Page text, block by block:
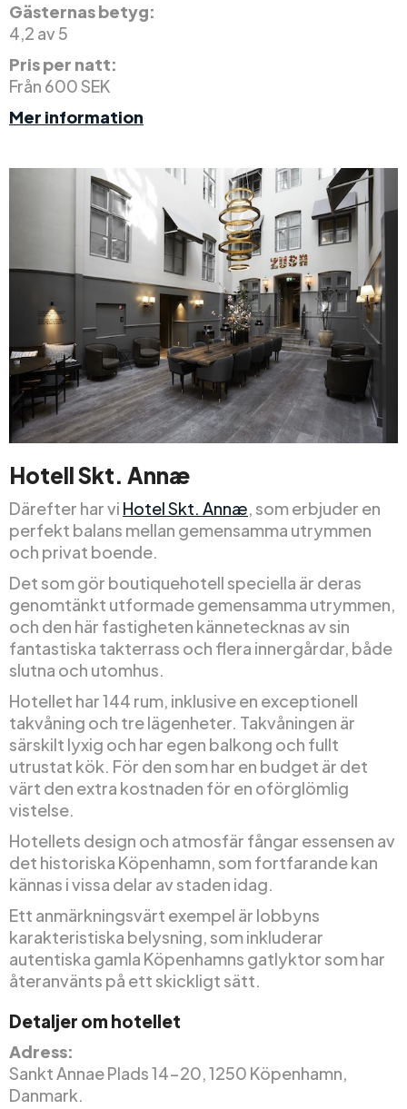
Gästernas betyg:
4,2 av 5
Pris per natt:
Från 600 SEK
Mer information
Hotell Skt. Annæ
Därefter har vi Hotel Skt. Annæ, som erbjuder en
perfekt balans mellan gemensamma utrymmen
och privat boende.
Det som gör boutiquehotell speciella är deras
genomtänkt utformade gemensamma utrymmen,
och den här fastigheten kännetecknas av sin
fantastiska takterrass och flera innergårdar, både
slutna och utomhus.
Hotellet har 144 rum, inklusive en exceptionell
takvåning och tre lägenheter. Takvåningen är
särskilt lyxig och har egen balkong och fullt
utrustat kök. För den som har en budget är det
värt den extra kostnaden för en oförglömlig
vistelse.
Hotellets design och atmosfär fångar essensen av
det historiska Köpenhamn, som fortfarande kan
kännas i vissa delar av staden idag.
Ett anmärkningsvärt exempel är lobbyns
karakteristiska belysning, som inkluderar
autentiska gamla Köpenhamns gatlyktor som har
återanvänts på ett skickligt sätt.
Detaljer om hotellet
Adress:
Sankt Annae Plads 14-20, 1250 Köpenhamn,
Danmark.